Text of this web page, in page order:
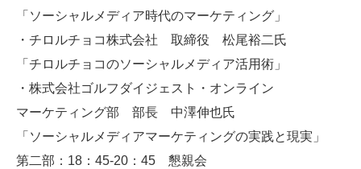
「ソーシャルメディア時代のマーケティング」
・チロルチョコ株式会社 取締役 松尾裕二氏
「チロルチョコのソーシャルメディア活用術」
・株式会社ゴルフダイジェスト・オンライン
マーケティング部 部長 中澤伸也氏
「ソーシャルメディアマーケティングの実践と現実」
第二部：18：45-20：45 懇親会